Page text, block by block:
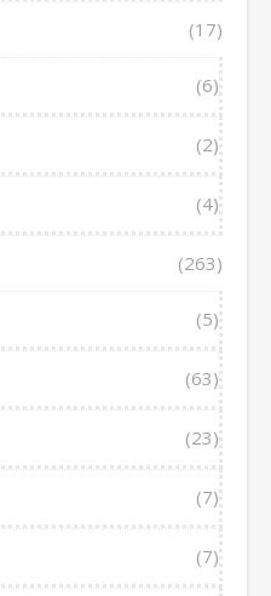
(17)
(6)
(2)
(4)
(263)
(5)
(63)
(23)
(7)
(7)